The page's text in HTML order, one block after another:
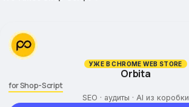
УЖЕ В CHROME WEB STORE
Orbita
for Shop-Script
SEO · аудиты · AI из коробки